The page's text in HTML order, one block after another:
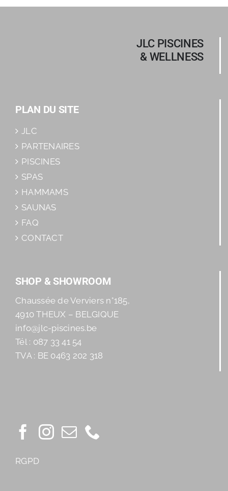
JLC PISCINES
& WELLNESS
PLAN DU SITE
JLC
PARTENAIRES
PISCINES
SPAS
HAMMAMS
SAUNAS
FAQ
CONTACT
SHOP & SHOWROOM
Chaussée de Verviers n°185,
4910 THEUX – BELGIQUE
info@jlc-piscines.be
Tél : 087 33 41 54
TVA : BE 0463 202 318
RGPD